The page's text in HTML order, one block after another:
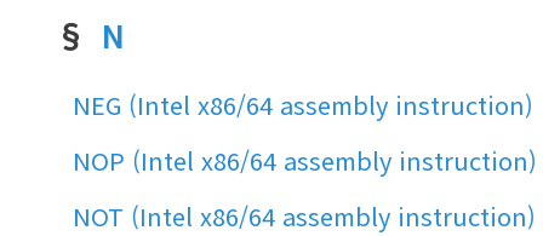
§ N
NEG (Intel x86/64 assembly instruction)
NOP (Intel x86/64 assembly instruction)
NOT (Intel x86/64 assembly instruction)